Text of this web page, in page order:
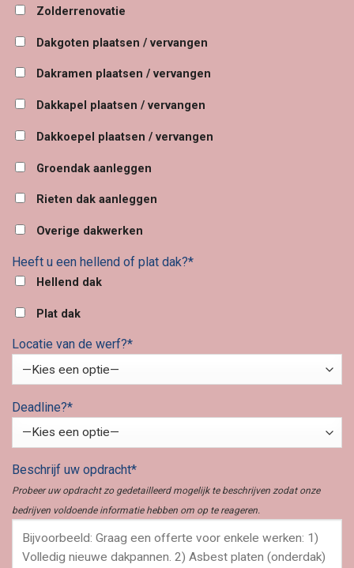
Zolderrenovatie
Dakgoten plaatsen / vervangen
Dakramen plaatsen / vervangen
Dakkapel plaatsen / vervangen
Dakkoepel plaatsen / vervangen
Groendak aanleggen
Rieten dak aanleggen
Overige dakwerken
Heeft u een hellend of plat dak?*
Hellend dak
Plat dak
Locatie van de werf?*
Deadline?*
Beschrijf uw opdracht*
Probeer uw opdracht zo gedetailleerd mogelijk te beschrijven zodat onze
bedrijven voldoende informatie hebben om op te reageren.